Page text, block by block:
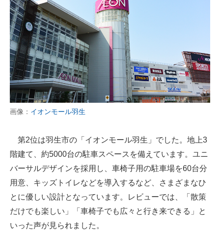
画像： イオンモール羽生
第2位は羽生市の「イオンモール羽生」でした。地上3
階建て、約5000台の駐車スペースを備えています。ユニ
バーサルデザインを採用し、車椅子用の駐車場を60台分
用意、キッズトイレなどを導入するなど、さまざまなひ
とに優しい設計となっています。レビューでは、「散策
だけでも楽しい」「車椅子でも広々と行き来できる」と
いった声が見られました。